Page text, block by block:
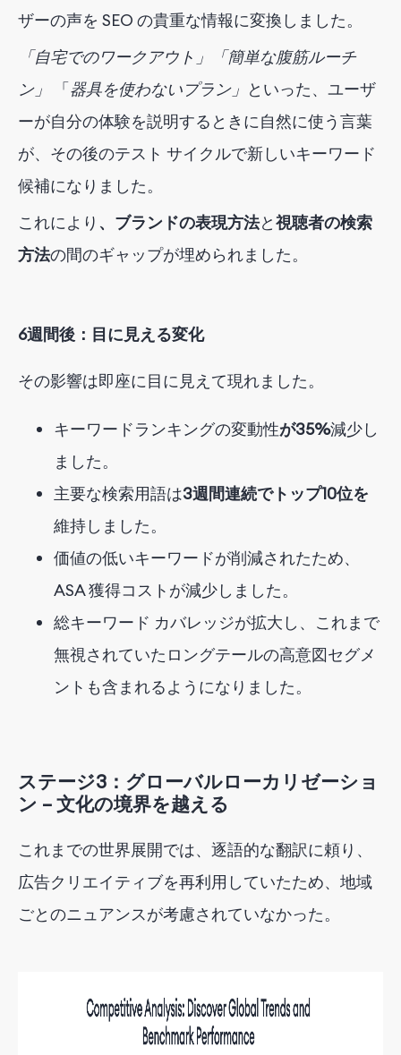
ザーの声を SEO の貴重な情報に変換しました。
「自宅でのワークアウト」「簡単な腹筋ルーチ
ン」
「器具を使わないプラン」 といった、ユーザ
ーが自分の体験を説明するときに自然に使う言葉
が、その後のテスト サイクルで新しいキーワード
候補になりました。
これにより 、ブランドの表現方法と視聴者の検索
方法の間のギャップが埋められました。
6週間後：目に見える変化
その影響は即座に目に見えて現れました。
キーワードランキングの変動性が35%減少し
ました。
主要な検索用語は3週間連続でトップ10位を
維持しました。
価値の低いキーワードが削減されたため、
ASA 獲得コストが減少しました。
総キーワード カバレッジが拡大し、これまで
無視されていたロングテールの高意図セグメ
ントも含まれるようになりました。
ステージ3：グローバルローカリゼーショ
ン – 文化の境界を越える
これまでの世界展開では、逐語的な翻訳に頼り、
広告クリエイティブを再利用していたため、地域
ごとのニュアンスが考慮されていなかった。